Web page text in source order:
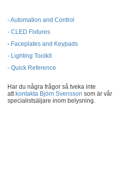
- Automation and Control
- CLED Fixtures
- Faceplates and Keypads
- Lighting Toolkit
- Quick Reference
Har du några frågor så tveka inte
att kontakta Björn Svensson som är vår
specialistsäljare inom belysning.